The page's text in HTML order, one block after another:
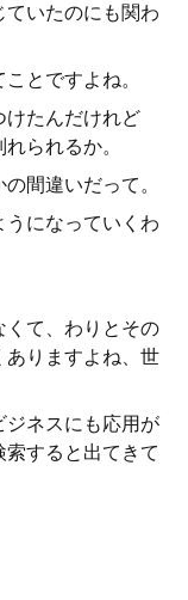
いたのにも関わ
とですよね。
けたんだけれど
られるか。
間違いだって。
になっていくわ
くて、わりとその
ありますよね、世
ジネスにも応用が
すると出てきて